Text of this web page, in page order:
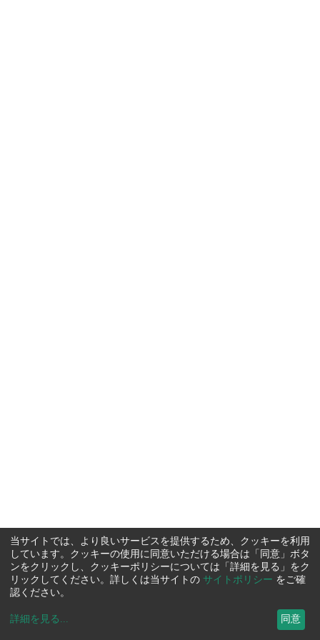
当サイトでは、より良いサービスを提供するため、クッキーを利用
しています。クッキーの使用に同意いただける場合は「同意」ボタ
ンをクリックし、クッキーポリシーについては「詳細を見る」をク
リックしてください。詳しくは当サイトの サイトポリシー をご確
認ください。
詳細を見る ... 同意